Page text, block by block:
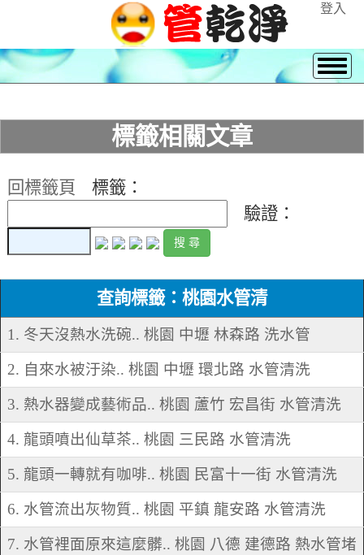
登入
標籤相關文章
回標籤頁
標籤：
驗證：
查詢標籤：桃園水管清
1. 冬天沒熱水洗碗.. 桃園 中壢 林森路 洗水管
2. 自來水被汙染.. 桃園 中壢 環北路 水管清洗
3. 熱水器變成藝術品.. 桃園 蘆竹 宏昌街 水管清洗
4. 龍頭噴出仙草茶.. 桃園 三民路 水管清洗
5. 龍頭一轉就有咖啡.. 桃園 民富十一街 水管清洗
6. 水管流出灰物質.. 桃園 平鎮 龍安路 水管清洗
7. 水管裡面原來這麼髒.. 桃園 八德 建德路 熱水管堵